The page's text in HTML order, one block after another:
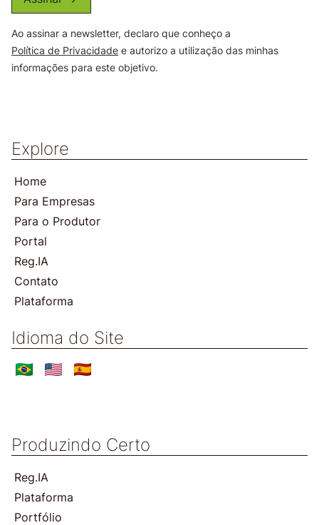
Explore
Home
Para Empresas
Para o Produtor
Portal
Reg.IA
Contato
Plataforma
Idioma do Site
Produzindo Certo
Reg.IA
Plataforma
Portfólio
Ao assinar a newsletter, declaro que conheço a
Política de Privacidade e autorizo a utilização das minhas
informações para este objetivo.